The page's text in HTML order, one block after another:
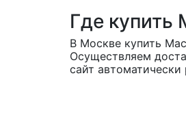
Где купить
В Москве купить
Осуществляем
сайт